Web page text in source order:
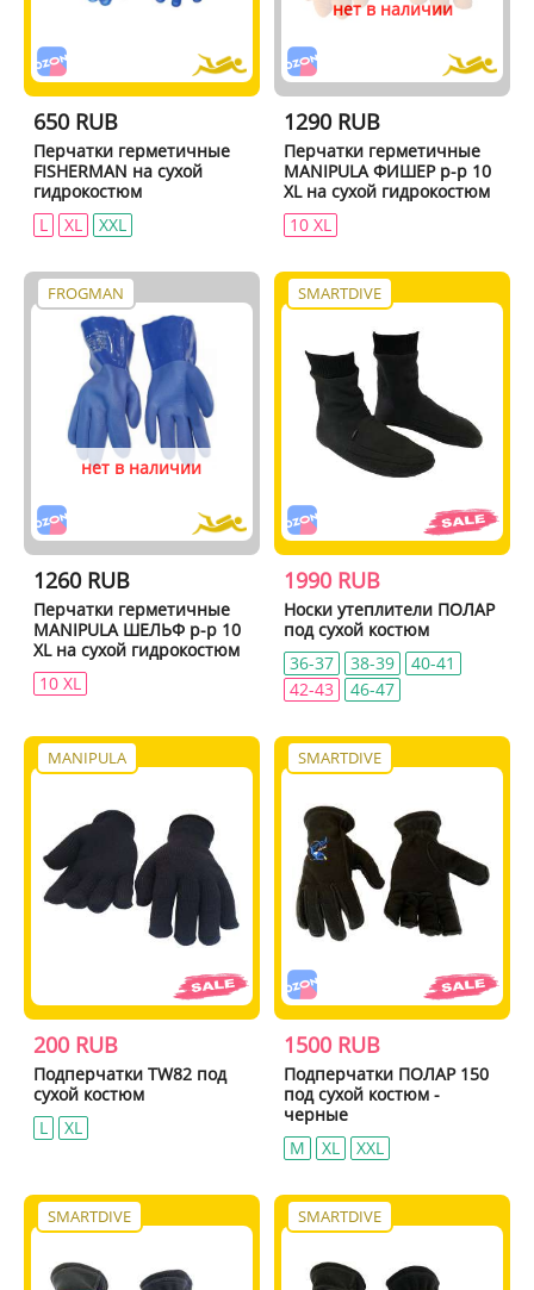
650 RUB
Перчатки герметичные
FISHERMAN на сухой
гидрокостюм
L
XL XXL
нет в наличии
1290 RUB
Перчатки герметичные
MANIPULA ФИШЕР р-р 10
XL на сухой гидрокостюм
10 XL
FROGMAN
нет в наличии
1260 RUB
Перчатки герметичные
MANIPULA ШЕЛЬФ р-р 10
XL на сухой гидрокостюм
10 XL
SMARTDIVE
1990 RUB
Носки утеплители ПОЛАР
под сухой костюм
36-37
38-39
40-41
42-43
46-47
MANIPULA
200 RUB
Подперчатки TW82 под
сухой костюм
L
XL
SMARTDIVE
1500 RUB
Подперчатки ПОЛАР 150
под сухой костюм -
черные
M
XL XXL
SMARTDIVE SMARTDIVE